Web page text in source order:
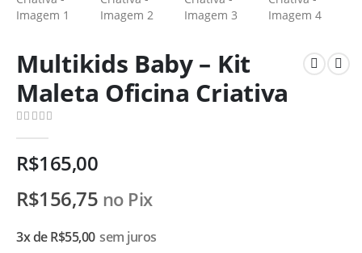
Multikids Baby – Kit
Maleta Oficina Criativa
R$165,00
R$156,75 no Pix
3x deR$55,00 sem juros